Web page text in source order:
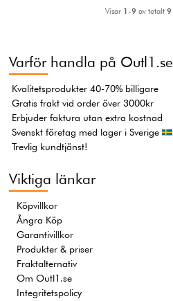
Visar 1-9 av totalt 9
Varför handla på Outl1.se
Kvalitetsprodukter 40-70% billigare
Gratis frakt vid order över 3000kr
Erbjuder faktura utan extra kostnad
Svenskt företag med lager i Sverige
Trevlig kundtjänst!
Viktiga länkar
Köpvillkor
Ångra Köp
Garantivillkor
Produkter & priser
Fraktalternativ
Om Outl1.se
Integritetspolicy